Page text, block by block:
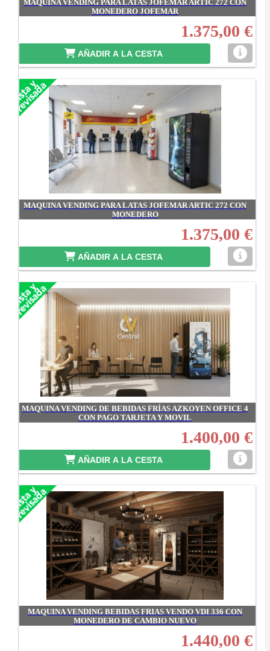
MAQUINA VENDING PARA LATAS JOFEMAR ARTIC 272 CON
MONEDERO JOFEMAR
1.375,00 €
AÑADIR A LA CESTA
MAQUINA VENDING PARA LATAS JOFEMAR ARTIC 272 CON
MONEDERO
1.375,00 €
AÑADIR A LA CESTA
MAQUINA VENDING DE BEBIDAS FRÍAS AZKOYEN OFFICE 4
CON PAGO TARJETA Y MOVIL
1.400,00 €
AÑADIR A LA CESTA
MAQUINA VENDING BEBIDAS FRIAS VENDO VDI 336 CON
MONEDERO DE CAMBIO NUEVO
1.440,00 €